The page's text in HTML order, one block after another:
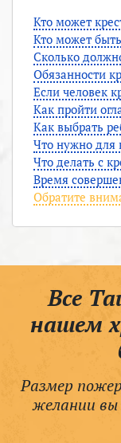
Кто может
Кто может
Сколько
Обязанности
Если человек
Как пройти
Как выбрать
Что нужно для
Что делать с
Время
Обратите
Все
нашем
Размер
желании